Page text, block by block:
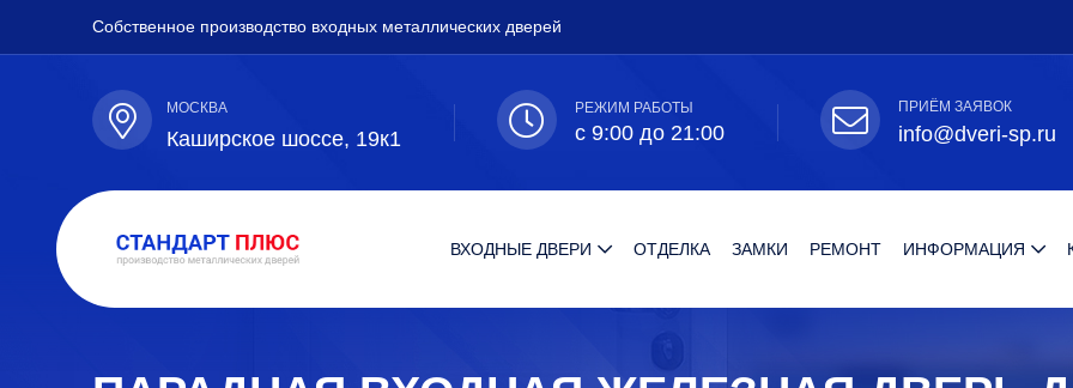
Собственное производство входных металлических дверей
МОСКВА
Каширское шоссе, 19к1
РЕЖИМ РАБОТЫ
с 9:00 до 21:00
ПРИЁМ ЗАЯВОК
info@dveri-sp.ru
ВХОДНЫЕ ДВЕРИ ОТДЕЛКА ЗАМКИ РЕМОНТ ИНФОРМАЦИЯ